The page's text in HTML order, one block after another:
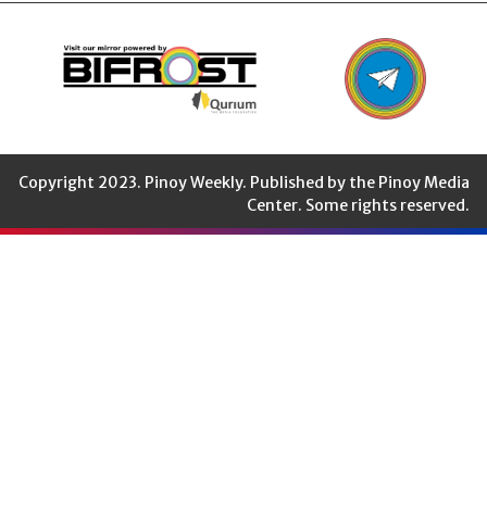
Copyright 2023. Pinoy Weekly. Published by the Pinoy Media
Center. Some rights reserved.